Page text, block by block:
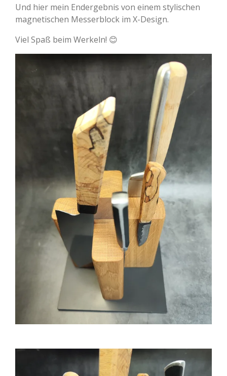
Und hier mein Endergebnis von einem stylischen
magnetischen Messerblock im X-Design.
Viel Spaß beim Werkeln! 😊